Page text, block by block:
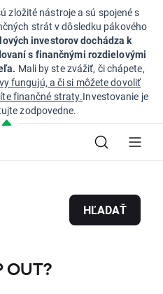
zložité nástroje a sú spojené s
strát v dôsledku pákového
investorov dochádza k
s finančnými rozdielovými
Mali by ste zvážiť, či chápete,
fungujú, a či si môžete dovoliť
finančné straty.Investovanie je
zodpovedne.
HĽADAŤ
OUT?